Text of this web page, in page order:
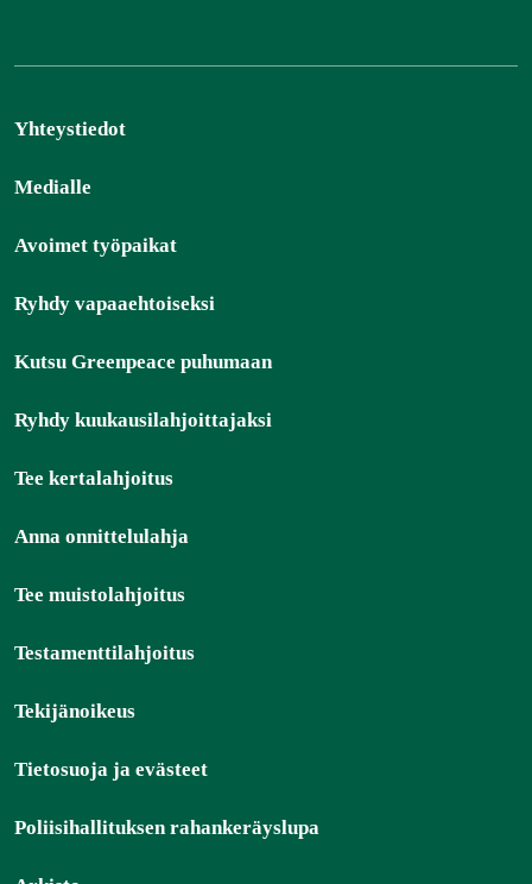
Yhteystiedot
Medialle
Avoimet työpaikat
Ryhdy vapaaehtoiseksi
Kutsu Greenpeace puhumaan
Ryhdy kuukausilahjoittajaksi
Tee kertalahjoitus
Anna onnittelulahja
Tee muistolahjoitus
Testamenttilahjoitus
Tekijänoikeus
Tietosuoja ja evästeet
Poliisihallituksen rahankeräyslupa